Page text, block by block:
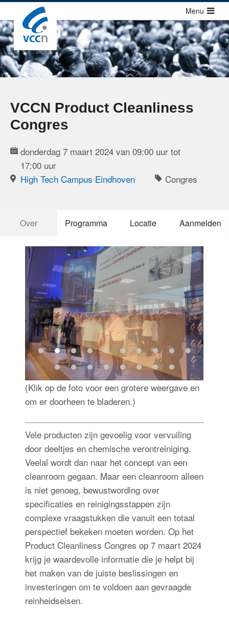
Sla
links
over
Jump
to
to
main
Menu
VCCN Product Cleanliness
Congres
donderdag 7 maart 2024 van 09:00 uur tot
17:00 uur
High Tech Campus Eindhoven
Congres
Over Programma Locatie Aanmelden
(Klik op de foto voor een grotere weergave en
om er doorheen te bladeren.)
Vele producten zijn gevoelig voor vervuiling
door deeltjes en chemische verontreiniging.
Veelal wordt dan naar het concept van een
cleanroom gegaan. Maar een cleanroom alleen
is niet genoeg, bewustwording over
specificaties en reinigingsstappen zijn
complexe vraagstukken die vanuit een totaal
perspectief bekeken moeten worden. Op het
Product Cleanliness Congres op 7 maart 2024
krijg je waardevolle informatie die je helpt bij
het maken van de juiste beslissingen en
investeringen om te voldoen aan gevraagde
reinheidseisen.
Cursussen
Congressen
Congressen
Over ons
Contact
Zoek
Inloggen